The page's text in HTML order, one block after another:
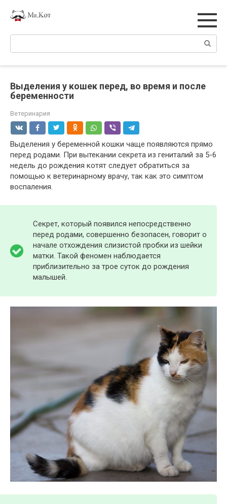
Поиск:
Выделения у кошек перед, во время и после
беременности
Ветеринария
Выделения у беременной кошки чаще появляются прямо
перед родами. При вытекании секрета из гениталий за 5-6
недель до рождения котят следует обратиться за
помощью к ветеринарному врачу, так как это симптом
воспаления.
Секрет, который появился непосредственно
перед родами, совершенно безопасен, говорит о
начале отхождения слизистой пробки из шейки
матки. Такой феномен наблюдается
приблизительно за трое суток до рождения
малышей.